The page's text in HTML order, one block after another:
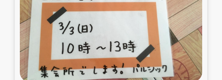
漁民によるマングローブ植林活動
レバノンでのシリア難民への食糧・越冬支援
レバノンにおける緊急支援